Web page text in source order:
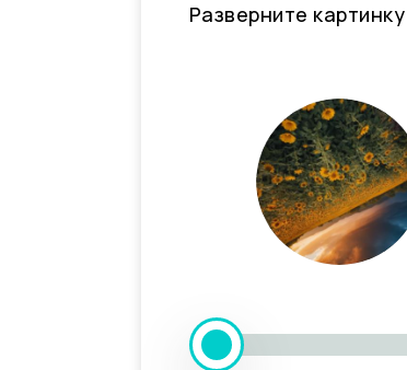
Разверните